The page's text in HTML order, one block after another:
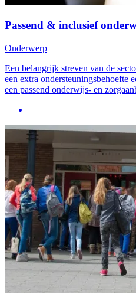
Passend & inclusief
Onderwerp
Een belangrijk streven van de
een extra ondersteuningsbehoefte
een passend onderwijs- en